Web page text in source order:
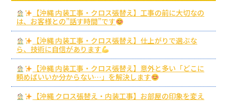
【沖縄 内装工事・クロス張替え】工事の前に大切なの
は、お客様との”話す時間”です
【沖縄 内装工事・クロス張替え】仕上がりで選ぶな
ら、技術に自信があります
【沖縄 内装工事・クロス張替え】意外と多い「どこに
頼めばいいか分からない…」を解決します
【沖縄 クロス張替え・内装工事】お部屋の印象を変え